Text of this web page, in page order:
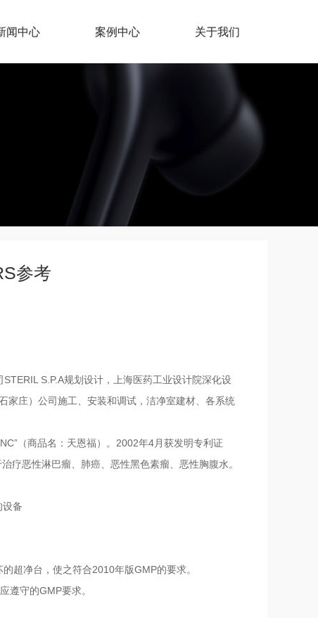
闻中心 案例中心 关于我们
参考
S.P.A规划设计，上海医药工业设计院深化设
家庄）公司施工、安装和调试，洁净室建材、各系统
（商品名：天恩福）。2002年4月获发明专利证
疗恶性淋巴瘤、肺癌、恶性黑色素瘤、恶性胸腹水。
设备
超净台，使之符合2010年版GMP的要求。
遵守的GMP要求。